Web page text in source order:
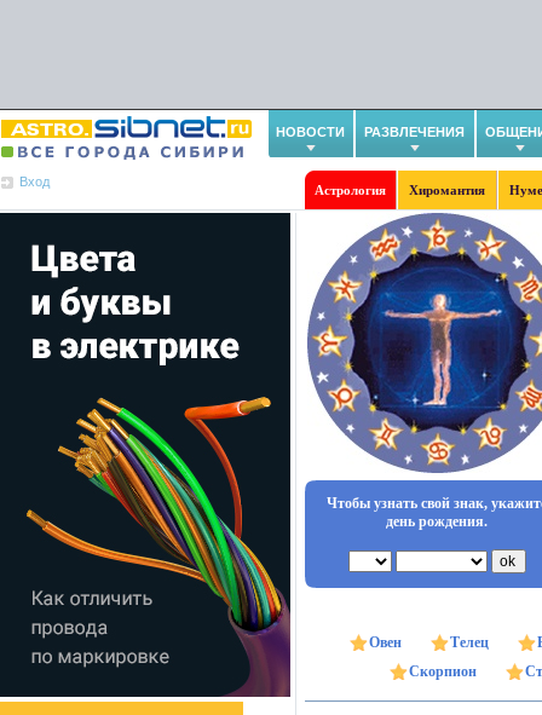
НОВОСТИ РАЗВЛЕЧЕНИЯ
Вход
Астрология Хиромантия
Чтобы узнать свой знак,
день рождения.
Овен Телец
Скорпион